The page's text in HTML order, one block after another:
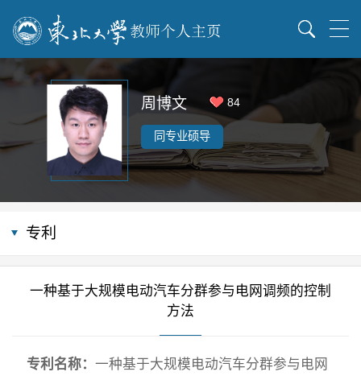
周博文 84
同专业硕导
专利
一种基于大规模电动汽车分群参与电网调频的控制
方法
专利名称： 一种基于大规模电动汽车分群参与电网